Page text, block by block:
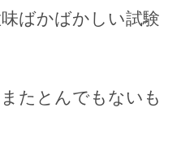
ばかばかしい試験
たとんでもないも